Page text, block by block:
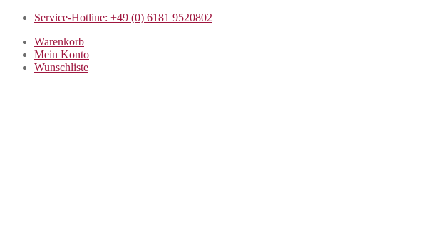
Service-Hotline: +49 (0) 6181 9520802
Warenkorb
Mein Konto
Wunschliste